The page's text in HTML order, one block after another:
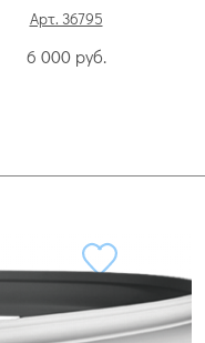
Арт. 36795
6 000 руб.